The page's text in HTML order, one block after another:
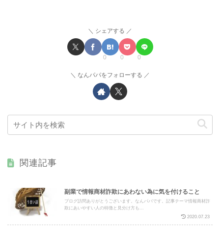
シェアする
0 0 0
なんパパをフォローする
関連記事
副業で情報商材詐欺にあわない為に気を付けること
ブログ訪問ありがとうございます。なんパパです。記事テーマ情報商材詐
欺にあいやすい人の特徴と見分け方も...
2020.07.23